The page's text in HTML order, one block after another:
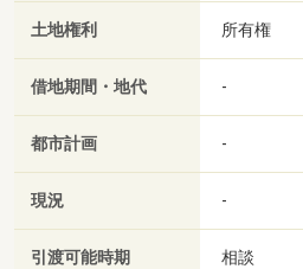
土地権利 所有権
借地期間・地代 -
都市計画 -
現況 -
引渡可能時期 相談